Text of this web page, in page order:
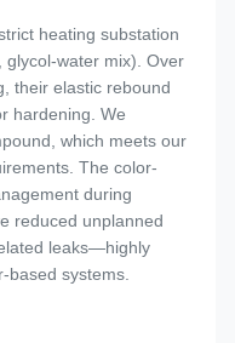
heating substation
glycol-water mix). Over
their elastic rebound
hardening. We
which meets our
The color-
during
reduced unplanned
leaks—highly
based systems.